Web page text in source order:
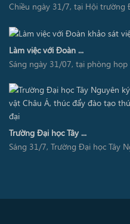
Chiều ngày 31/7, tại Hội trường
Làm việc với Đoàn ...
Sáng ngày 31/07, tại phòng họp
Trường Đại học Tây ...
Sáng 31/7, Trường Đại học Tây